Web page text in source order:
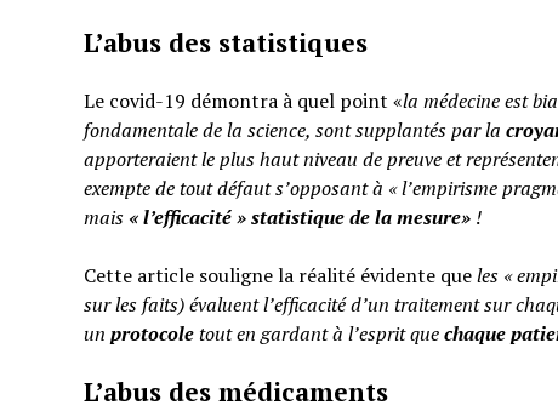
L’abus des statistiques
Le covid-19 démontra à quel point «la médecine est
fondamentale de la science, sont supplantés par la
apporteraient le plus haut niveau de preuve et
exempte de tout défaut s’opposant à « l’empirisme
mais «l’efficacité » statistique de la mesure» !
Cette article souligne la réalité évidente queles «
sur les faits) évaluent l’efficacité d’un traitement sur
un protocoletout en gardant à l’esprit quechaque
L’abus des médicaments